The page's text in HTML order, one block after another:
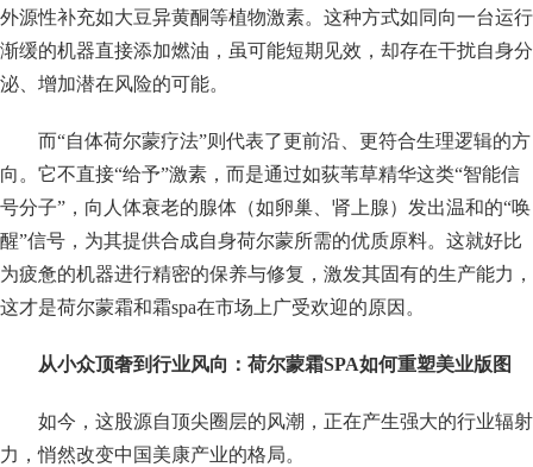
外源性补充如大豆异黄酮等植物激素。这种方式如同向一台运行
渐缓的机器直接添加燃油，虽可能短期见效，却存在干扰自身分
泌、增加潜在风险的可能。
而“自体荷尔蒙疗法”则代表了更前沿、更符合生理逻辑的方
向。它不直接“给予”激素，而是通过如荻苇草精华这类“智能信
号分子”，向人体衰老的腺体（如卵巢、肾上腺）发出温和的“唤
醒”信号，为其提供合成自身荷尔蒙所需的优质原料。这就好比
为疲惫的机器进行精密的保养与修复，激发其固有的生产能力，
这才是荷尔蒙霜和霜spa在市场上广受欢迎的原因。
从小众顶奢到行业风向：荷尔蒙霜SPA如何重塑美业版图
如今，这股源自顶尖圈层的风潮，正在产生强大的行业辐射
力，悄然改变中国美康产业的格局。